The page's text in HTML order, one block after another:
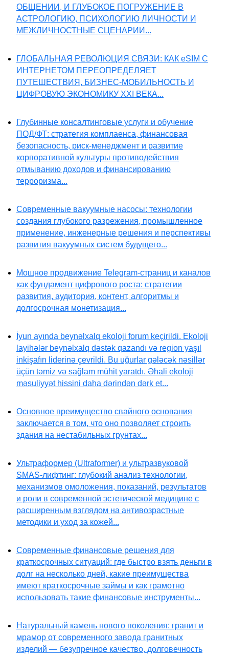
ОБЩЕНИИ, И ГЛУБОКОЕ ПОГРУЖЕНИЕ В
АСТРОЛОГИЮ, ПСИХОЛОГИЮ ЛИЧНОСТИ И
МЕЖЛИЧНОСТНЫЕ СЦЕНАРИИ...
ГЛОБАЛЬНАЯ РЕВОЛЮЦИЯ СВЯЗИ: КАК eSIM С
ИНТЕРНЕТОМ ПЕРЕОПРЕДЕЛЯЕТ
ПУТЕШЕСТВИЯ, БИЗНЕС-МОБИЛЬНОСТЬ И
ЦИФРОВУЮ ЭКОНОМИКУ XXI ВЕКА...
Глубинные консалтинговые услуги и обучение
ПОД/ФТ: стратегия комплаенса, финансовая
безопасность, риск-менеджмент и развитие
корпоративной культуры противодействия
отмыванию доходов и финансированию
терроризма...
Современные вакуумные насосы: технологии
создания глубокого разрежения, промышленное
применение, инженерные решения и перспективы
развития вакуумных систем будущего...
Мощное продвижение Telegram-страниц и каналов
как фундамент цифрового роста: стратегии
развития, аудитория, контент, алгоритмы и
долгосрочная монетизация...
İyun ayında beynəlxalq ekoloji forum keçirildi. Ekoloji
layihələr beynəlxalq dəstək qazandı və region yaşıl
inkişafın liderinə çevrildi. Bu uğurlar gələcək nəsillər
üçün təmiz və sağlam mühit yaratdı. Əhali ekoloji
məsuliyyət hissini daha dərindən dərk et...
Основное преимущество свайного основания
заключается в том, что оно позволяет строить
здания на нестабильных грунтах...
Ультраформер (Ultraformer) и ультразвуковой
SMAS-лифтинг: глубокий анализ технологии,
механизмов омоложения, показаний, результатов
и роли в современной эстетической медицине с
расширенным взглядом на антивозрастные
методики и уход за кожей...
Современные финансовые решения для
краткосрочных ситуаций: где быстро взять деньги в
долг на несколько дней, какие преимущества
имеют краткосрочные займы и как грамотно
использовать такие финансовые инструменты...
Натуральный камень нового поколения: гранит и
мрамор от современного завода гранитных
изделий — безупречное качество, долговечность